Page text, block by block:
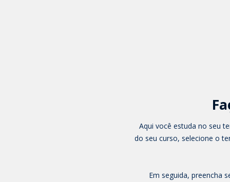
Aqui você estuda no seu
do seu curso, selecione o
Em seguida, preencha